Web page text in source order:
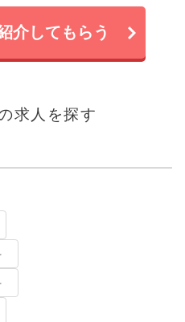
介してもらう
求人を探す